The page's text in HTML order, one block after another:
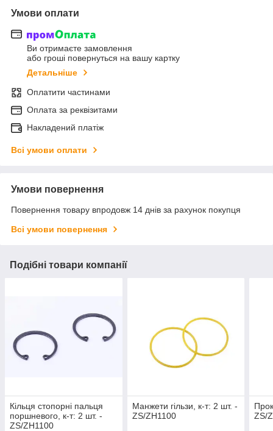
Умови оплати
Ви отримаєте замовлення
або гроші повернуться на вашу картку
Детальніше
Оплатити частинами
Оплата за реквізитами
Накладений платіж
Всі умови оплати
Умови повернення
Повернення товару впродовж 14 днів за рахунок покупця
Всі умови повернення
Подібні товари компанії
Кільця стопорні пальця
поршневого, к-т: 2 шт. -
ZS/ZH1100
Манжети гільзи, к-т: 2 шт. -
ZS/ZH1100
ZS/